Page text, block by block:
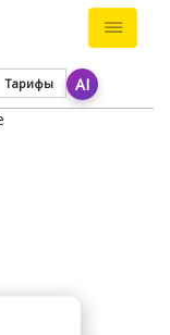
Тарифы AI